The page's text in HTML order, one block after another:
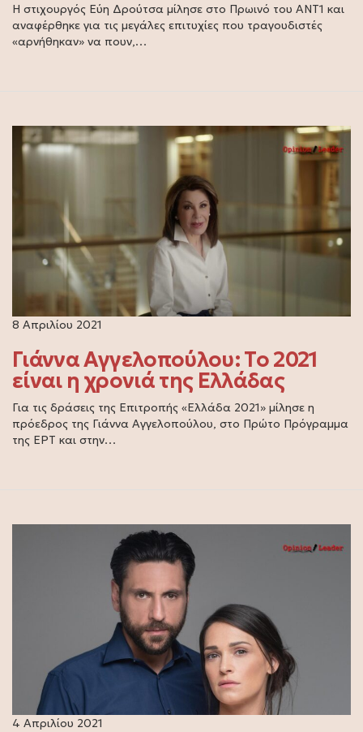
Η στιχουργός Εύη Δρούτσα μίλησε στο Πρωινό του ΑΝΤ1 και
αναφέρθηκε για τις μεγάλες επιτυχίες που τραγουδιστές
«αρνήθηκαν» να πουν,…
8 Απριλίου 2021
Γιάννα Αγγελοπούλου: Το 2021
είναι η χρονιά της Ελλάδας
Για τις δράσεις της Επιτροπής «Ελλάδα 2021» μίλησε η
πρόεδρος της Γιάννα Αγγελοπούλου, στο Πρώτο Πρόγραμμα
της ΕΡΤ και στην…
4 Απριλίου 2021